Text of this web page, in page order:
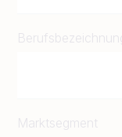
Berufsbezeichnung
Marktsegment